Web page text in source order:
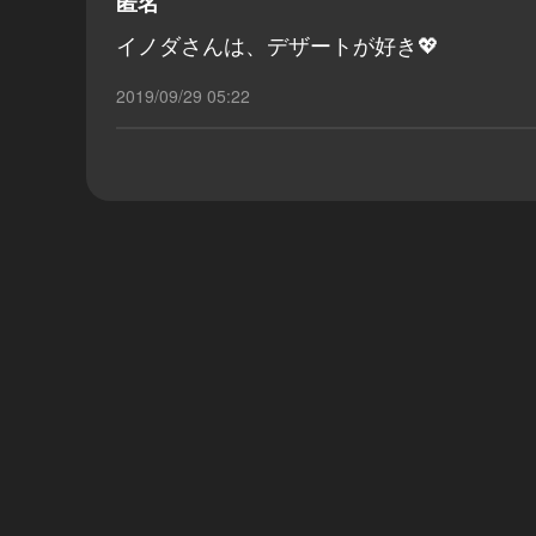
イノダさんは、デザートが好き💖
2019/09/29 05:22